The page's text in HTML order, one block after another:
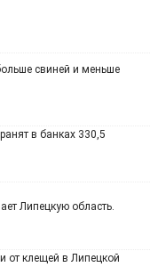
свиней и меньше
в банках 330,5
Липецкую область.
от клещей в Липецкой